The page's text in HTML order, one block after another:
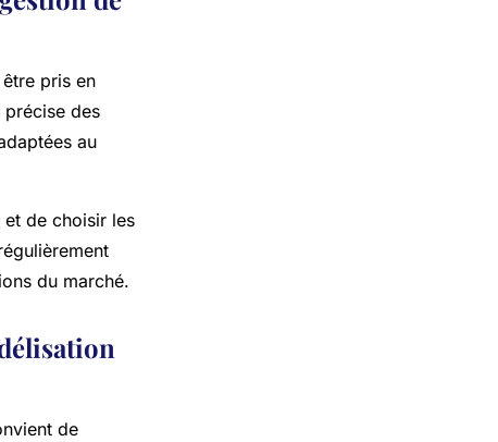
pris en
précise des
au
de choisir les
du marché.
de